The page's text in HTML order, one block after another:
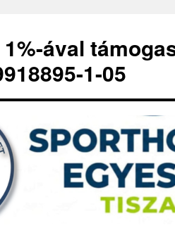
ával
1-05